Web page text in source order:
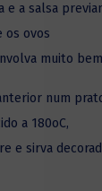
e a salsa
os ovos
muito
num
a 180oC,
e sirva